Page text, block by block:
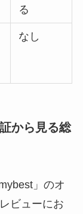
る
なし
から見る総
」のオ
ビューにお